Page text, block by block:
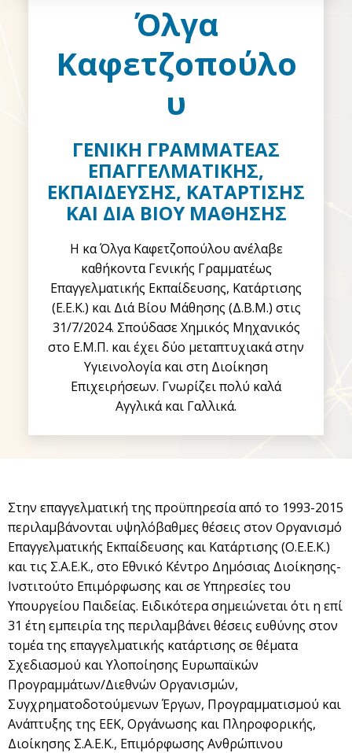
Όλγα
Καφετζοπούλο
υ
ΓΕΝΙΚΗ ΓΡΑΜΜΑΤΕΑΣ
ΕΠΑΓΓΕΛΜΑΤΙΚΗΣ,
ΕΚΠΑΙΔΕΥΣΗΣ, ΚΑΤΑΡΤΙΣΗΣ
ΚΑΙ ΔΙΑ ΒΙΟΥ ΜΑΘΗΣΗΣ
Η κα Όλγα Καφετζοπούλου ανέλαβε
καθήκοντα Γενικής Γραμματέως
Επαγγελματικής Εκπαίδευσης, Κατάρτισης
(Ε.Ε.Κ.) και Διά Βίου Μάθησης (Δ.Β.Μ.) στις
31/7/2024. Σπούδασε Χημικός Μηχανικός
στο Ε.Μ.Π. και έχει δύο μεταπτυχιακά στην
Υγιεινολογία και στη Διοίκηση
Επιχειρήσεων. Γνωρίζει πολύ καλά
Αγγλικά και Γαλλικά.
Στην επαγγελματική της προϋπηρεσία από το 1993-2015
περιλαμβάνονται υψηλόβαθμες θέσεις στον Οργανισμό
Επαγγελματικής Εκπαίδευσης και Κατάρτισης (Ο.Ε.Ε.Κ.)
και τις Σ.Α.Ε.Κ., στο Εθνικό Κέντρο Δημόσιας Διοίκησης-
Ινστιτούτο Επιμόρφωσης και σε Υπηρεσίες του
Υπουργείου Παιδείας. Ειδικότερα σημειώνεται ότι η επί
31 έτη εμπειρία της περιλαμβάνει θέσεις ευθύνης στον
τομέα της επαγγελματικής κατάρτισης σε θέματα
Σχεδιασμού και Υλοποίησης Ευρωπαϊκών
Προγραμμάτων/Διεθνών Οργανισμών,
Συγχρηματοδοτούμενων Έργων, Προγραμματισμού και
Ανάπτυξης της ΕΕΚ, Οργάνωσης και Πληροφορικής,
Διοίκησης Σ.Α.Ε.Κ., Επιμόρφωσης Ανθρώπινου